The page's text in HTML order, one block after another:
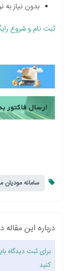
بدون نیاز به
ثبت نام و شروع
سامانه مودیان
درباره این
برای ثبت دیدگاه
کنید